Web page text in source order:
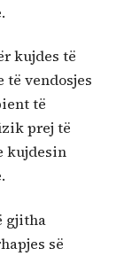
kujdes të
vendosjes
të
prej të
kujdesin
gjitha
së